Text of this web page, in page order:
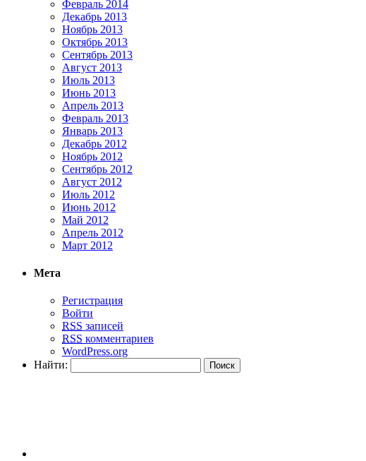
Февраль 2014
Декабрь 2013
Ноябрь 2013
Октябрь 2013
Сентябрь 2013
Август 2013
Июль 2013
Июнь 2013
Апрель 2013
Февраль 2013
Январь 2013
Декабрь 2012
Ноябрь 2012
Сентябрь 2012
Август 2012
Июль 2012
Июнь 2012
Май 2012
Апрель 2012
Март 2012
Мета
Регистрация
Войти
RSS записей
RSS комментариев
WordPress.org
Найти: